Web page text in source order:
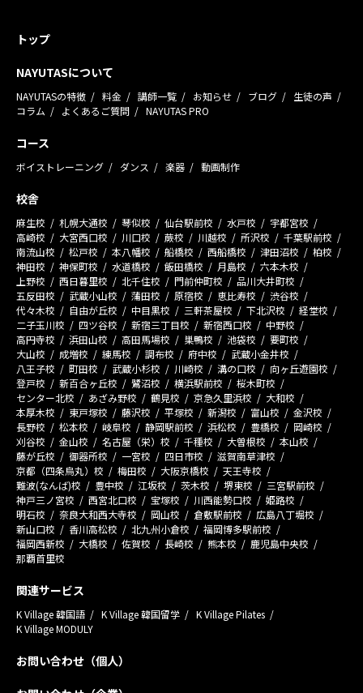
トップ
NAYUTASについて
NAYUTASの特徴 料金 講師一覧 お知らせ ブログ
生徒の声
コラム
よくあるご質問 NAYUTAS PRO
コース
ボイストレーニング ダンス 楽器 動画制作
校舎
麻生校 札幌大通校 琴似校 仙台駅前校 水戸校
宇都宮校
高崎校
大宮西口校 川口校 蕨校 川越校 所沢校
千葉駅前校
南流山校
松戸校 本八幡校 船橋校 西船橋校 津田沼校
柏校
神田校
神保町校 水道橋校 飯田橋校 月島校
六本木校
上野校
西日暮里校 北千住校 門前仲町校
品川大井町校
五反田校
武蔵小山校 蒲田校 原宿校 恵比寿校
渋谷校
代々木校
自由が丘校 中目黒校 三軒茶屋校 下北沢校
経堂校
二子玉川校
四ツ谷校 新宿三丁目校 新宿西口校
中野校
高円寺校
浜田山校 高田馬場校 巣鴨校 池袋校
要町校
大山校
成増校 練馬校 調布校 府中校
武蔵小金井校
八王子校
町田校 武蔵小杉校 川崎校 溝の口校
向ヶ丘遊園校
登戸校
新百合ヶ丘校 鷺沼校 横浜駅前校
桜木町校
センター北校
あざみ野校 鶴見校 京急久里浜校
大和校
本厚木校
東戸塚校 藤沢校 平塚校 新潟校 富山校
金沢校
長野校
松本校 岐阜校 静岡駅前校 浜松校 豊橋校
岡崎校
刈谷校
金山校 名古屋（栄）校 千種校 大曽根校
本山校
藤が丘校
御器所校 一宮校 四日市校
滋賀南草津校
京都（四条烏丸）校
梅田校 大阪京橋校
天王寺校
難波(なんば)校
豊中校 江坂校 茨木校 堺東校
三宮駅前校
神戸三ノ宮校
西宮北口校 宝塚校 川西能勢口校
姫路校
明石校
奈良大和西大寺校 岡山校 倉敷駅前校
広島八丁堀校
新山口校
香川高松校 北九州小倉校
福岡博多駅前校
福岡西新校
大橋校 佐賀校 長崎校 熊本校
鹿児島中央校
那覇首里校
関連サービス
K Village 韓国語 K Village 韓国留学
K Village Pilates
K Village MODULY
お問い合わせ（個人）